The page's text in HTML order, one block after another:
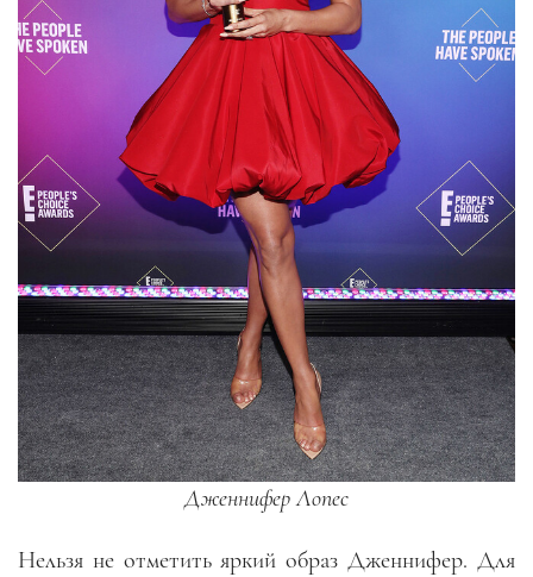
Дженнифер Лопес
Нельзя не отметить яркий образ Дженнифер. Для